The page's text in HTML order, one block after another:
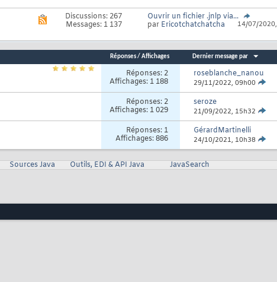
RSS
RSS
de
forum
Discussions: 267
Messages: 1 137
Ouvrir un fichier .jnlp via...
par Ericotchatchatcha 14/07/2020,
Réponses/ Affichages Dernier message par
Réponses: 2
Affichages: 1 188
roseblanche_nanou
29/11/2022, 09h00
Réponses: 2
Affichages: 1 029
seroze
21/09/2022, 15h32
Réponses: 1
Affichages: 886
GérardMartinelli
24/10/2021, 10h38
Sources Java Outils, EDI & API Java JavaSearch